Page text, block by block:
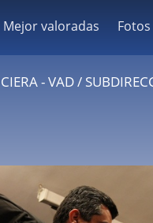
Mejor valoradas
- VAD/